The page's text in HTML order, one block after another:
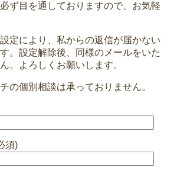
ず目を通しておりますので、お気軽
定により、私からの返信が届かない
。設定解除後、同様のメールをいた
。よろしくお願いします。
の個別相談は承っておりません。
須)